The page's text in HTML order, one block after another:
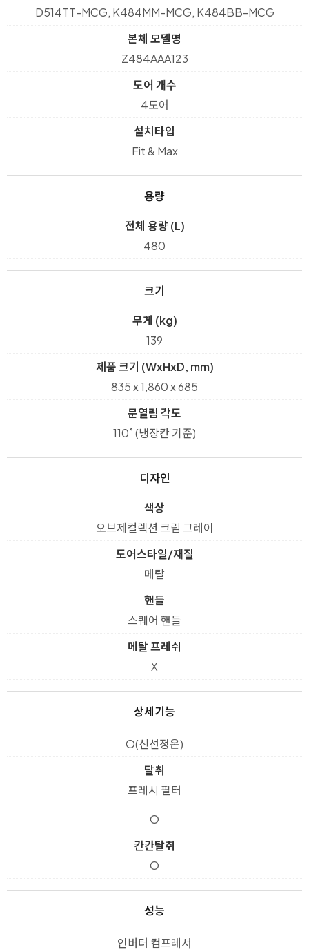
D514TT-MCG, K484MM-MCG, K484BB-MCG
본체 모델명
Z484AAA123
도어 개수
4도어
설치타입
Fit & Max
용량
전체 용량 (L)
480
크기
무게 (kg)
139
제품 크기 (WxHxD, mm)
835 x 1,860 x 685
문열림 각도
110˚ (냉장칸 기준)
디자인
색상
오브제컬렉션 크림 그레이
도어스타일/재질
메탈
핸들
스퀘어 핸들
메탈 프레쉬
X
상세기능
O(신선정온)
탈취
프레시 필터
O
칸칸탈취
O
성능
인버터 컴프레서